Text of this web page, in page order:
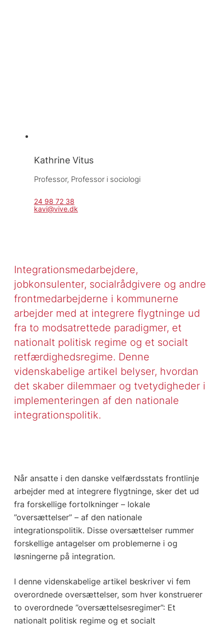
Kathrine Vitus
Professor, Professor i sociologi
24 98 72 38
kavi@vive.dk
Integrationsmedarbejdere,
jobkonsulenter, socialrådgivere og andre
frontmedarbejderne i kommunerne
arbejder med at integrere flygtninge ud
fra to modsatrettede paradigmer, et
nationalt politisk regime og et socialt
retfærdighedsregime. Denne
videnskabelige artikel belyser, hvordan
det skaber dilemmaer og tvetydigheder i
implementeringen af den nationale
integrationspolitik.
Når ansatte i den danske velfærdsstats frontlinje
arbejder med at integrere flygtninge, sker det ud
fra forskellige fortolkninger – lokale
”oversættelser” – af den nationale
integrationspolitik. Disse oversættelser rummer
forskellige antagelser om problemerne i og
løsningerne på integration.
I denne videnskabelige artikel beskriver vi fem
overordnede oversættelser, som hver konstruerer
to overordnede ”oversættelsesregimer”: Et
nationalt politisk regime og et socialt